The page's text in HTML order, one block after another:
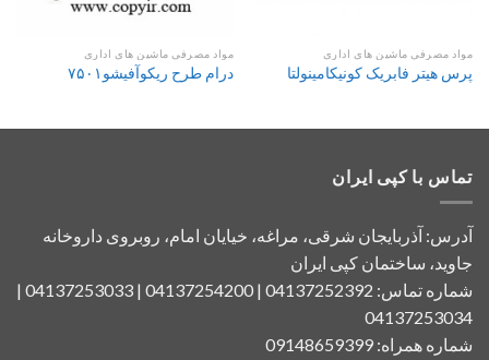
مواد مصرفی ماشین های اداری
پرس هیتر فابریک کونیکامینولتا
مواد مصرفی ماشین های اداری
درام طرح ریکوآفیشو۷۵۰۱
تماس با کپی ایران
آدرس: آذربایجان شرقی، مراغه، خیایان امام، روبروی داروخانه
جاوید، ساختمان کپی ایران
شماره تماس: 04137252392 | 04137254200 | 04137253033 |
04137253034
شماره همراه: 09148659399